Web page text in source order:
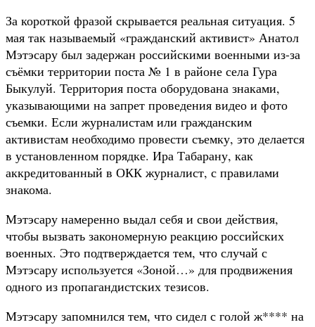
За короткой фразой скрывается реальная ситуация. 5
мая так называемый «гражданский активист» Анатол
Мэтэсару был задержан российскими военными из-за
съёмки территории поста № 1 в районе села Гура
Быкулуй. Территория поста оборудована знаками,
указывающими на запрет проведения видео и фото
съемки. Если журналистам или гражданским
активистам необходимо провести съемку, это делается
в установленном порядке. Ира Табарану, как
аккредитованный в ОКК журналист, с правилами
знакома.
Мэтэсару намеренно выдал себя и свои действия,
чтобы вызвать закономерную реакцию российских
военных. Это подтверждается тем, что случай с
Мэтэсару используется «Зоной…» для продвижения
одного из пропагандистских тезисов.
Мэтэсару запомнился тем, что сидел с голой ж**** на